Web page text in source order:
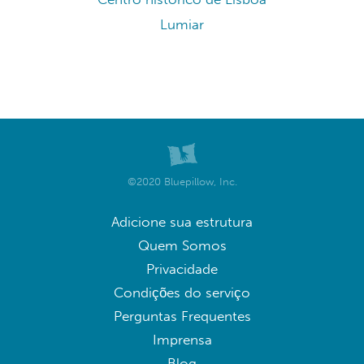
Lumiar
©2020 Bluepillow, Inc.
Adicione sua estrutura
Quem Somos
Privacidade
Condições do serviço
Perguntas Frequentes
Imprensa